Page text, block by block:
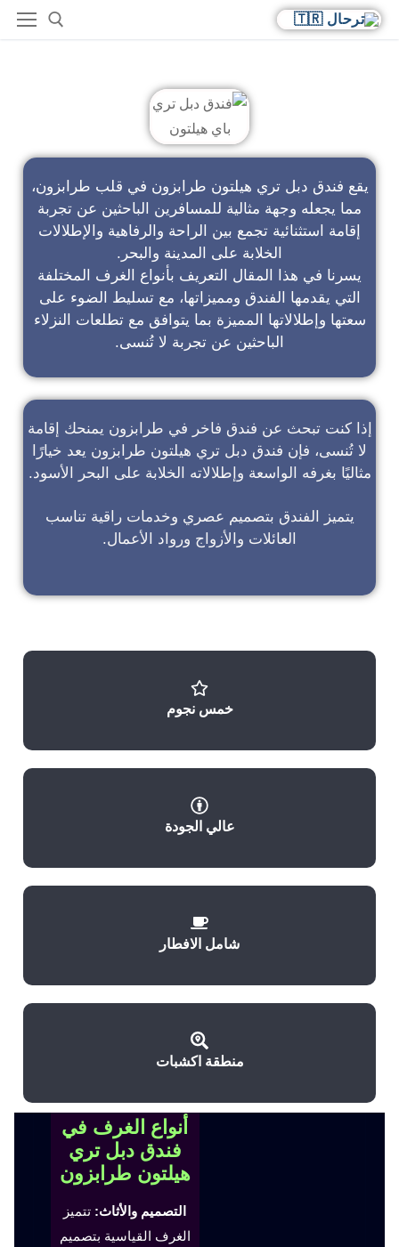
يقع فندق دبل تري هيلتون طرابزون في قلب طرابزون،
مما يجعله وجهة مثالية للمسافرين الباحثين عن تجربة
إقامة استثنائية تجمع بين الراحة والرفاهية والإطلالات
الخلابة على المدينة والبحر.
يسرنا في هذا المقال التعريف بأنواع الغرف المختلفة
التي يقدمها الفندق ومميزاتها، مع تسليط الضوء على
سعتها وإطلالاتها المميزة بما يتوافق مع تطلعات النزلاء
الباحثين عن تجربة لا تُنسى.
إذا كنت تبحث عن فندق فاخر في طرابزون يمنحك إقامة
لا تُنسى، فإن فندق دبل تري هيلتون طرابزون يعد خيارًا
مثاليًا بغرفه الواسعة وإطلالاته الخلابة على البحر الأسود.
يتميز الفندق بتصميم عصري وخدمات راقية تناسب
العائلات والأزواج ورواد الأعمال.
خمس نجوم
عالي الجودة
شامل الافطار
منطقة اكشبات
أنواع الغرف في
فندق دبل تري
هيلتون طرابزون
التصميم والأثاث: تتميز
الغرف القياسية بتصميم